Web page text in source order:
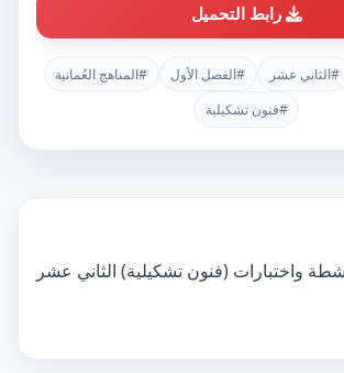
رابط التحميل
#الثاني عشر #الفصل الأول
#المناهج العُمانية
#فنون تشكيلية
واختبارات (فنون تشكيلية) الثاني عشر